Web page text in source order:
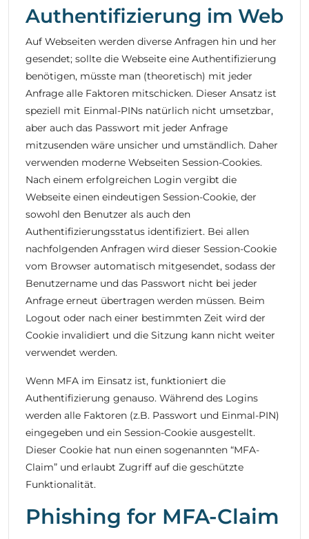
Authentifizierung im Web
Auf Webseiten werden diverse Anfragen hin und her
gesendet; sollte die Webseite eine Authentifizierung
benötigen, müsste man (theoretisch) mit jeder
Anfrage alle Faktoren mitschicken. Dieser Ansatz ist
speziell mit Einmal-PINs natürlich nicht umsetzbar,
aber auch das Passwort mit jeder Anfrage
mitzusenden wäre unsicher und umständlich. Daher
verwenden moderne Webseiten Session-Cookies.
Nach einem erfolgreichen Login vergibt die
Webseite einen eindeutigen Session-Cookie, der
sowohl den Benutzer als auch den
Authentifizierungsstatus identifiziert. Bei allen
nachfolgenden Anfragen wird dieser Session-Cookie
vom Browser automatisch mitgesendet, sodass der
Benutzername und das Passwort nicht bei jeder
Anfrage erneut übertragen werden müssen. Beim
Logout oder nach einer bestimmten Zeit wird der
Cookie invalidiert und die Sitzung kann nicht weiter
verwendet werden.
Wenn MFA im Einsatz ist, funktioniert die
Authentifizierung genauso. Während des Logins
werden alle Faktoren (z.B. Passwort und Einmal-PIN)
eingegeben und ein Session-Cookie ausgestellt.
Dieser Cookie hat nun einen sogenannten “MFA-
Claim” und erlaubt Zugriff auf die geschützte
Funktionalität.
Phishing for MFA-Claim